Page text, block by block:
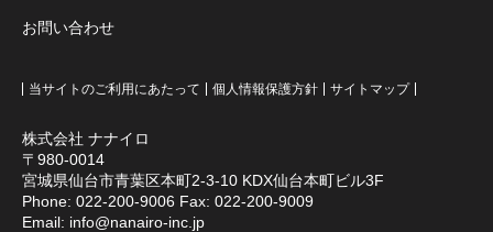
株式会社 ナナイロ
〒980-0014
宮城県仙台市青葉区本町2-3-10 KDX仙台本町ビル3F
Phone: 022-200-9006 Fax: 022-200-9009
Email: info@nanairo-inc.jp
お問い合わせ
当サイトのご利用にあたって 個人情報保護方針 サイトマップ